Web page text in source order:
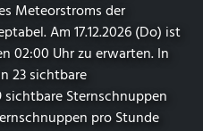
Meteorstroms der
Am 17.12.2026 (Do) ist
02:00 Uhr zu erwarten. In
23 sichtbare
Sternschnuppen
pro Stunde